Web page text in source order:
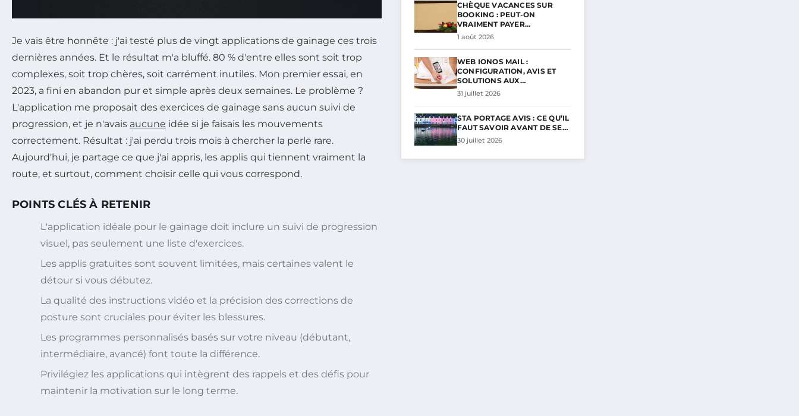
Je vais être honnête : j'ai testé plus de vingt applications de gainage ces trois
dernières années. Et le résultat m'a bluffé. 80 % d'entre elles sont soit trop
complexes, soit trop chères, soit carrément inutiles. Mon premier essai, en
2023, a fini en abandon pur et simple après deux semaines. Le problème ?
L'application me proposait des exercices de gainage sans aucun suivi de
progression, et je n'avais aucune idée si je faisais les mouvements
correctement. Résultat : j'ai perdu trois mois à chercher la perle rare.
Aujourd'hui, je partage ce que j'ai appris, les applis qui tiennent vraiment la
route, et surtout, comment choisir celle qui vous correspond.
POINTS CLÉS À RETENIR
L'application idéale pour le gainage doit inclure un suivi de progression
visuel, pas seulement une liste d'exercices.
Les applis gratuites sont souvent limitées, mais certaines valent le
détour si vous débutez.
La qualité des instructions vidéo et la précision des corrections de
posture sont cruciales pour éviter les blessures.
Les programmes personnalisés basés sur votre niveau (débutant,
intermédiaire, avancé) font toute la différence.
Privilégiez les applications qui intègrent des rappels et des défis pour
maintenir la motivation sur le long terme.
CHÈQUE VACANCES SUR
BOOKING : PEUT-ON
VRAIMENT PAYER…
1 août 2026
WEB IONOS MAIL :
CONFIGURATION, AVIS ET
SOLUTIONS AUX…
31 juillet 2026
STA PORTAGE AVIS : CE QU’IL
FAUT SAVOIR AVANT DE SE…
30 juillet 2026